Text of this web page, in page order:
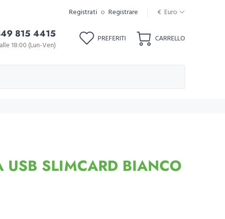
Registrati o Registrare € Euro
815 4415
18:00 (Lun-Ven)
PREFERITI CARRELLO
USB SLIMCARD BIANCO